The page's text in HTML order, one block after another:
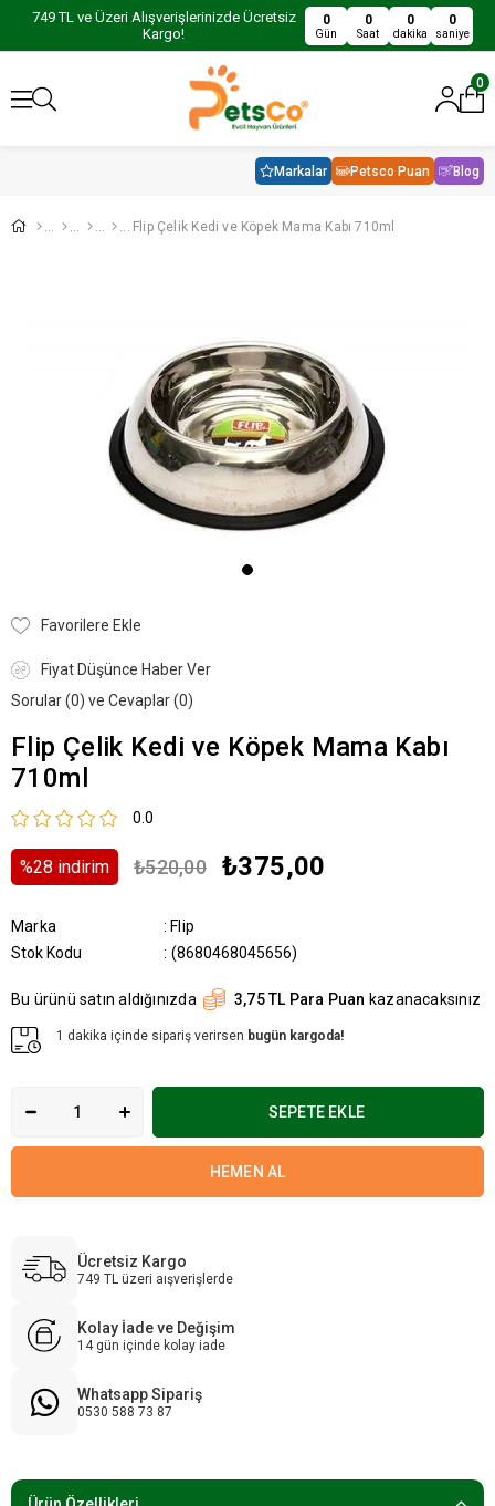
749 TL ve Üzeri Alışverişlerinizde Ücretsiz
Kargo!
0
Gün
0
Saat
0
dakika
0
saniye
0
Markalar Petsco Puan Blog
Flip Çelik Kedi ve Köpek Mama Kabı 710ml
Favorilere Ekle
Fiyat Düşünce Haber Ver
Sorular (0) ve Cevaplar (0)
Flip Çelik Kedi ve Köpek Mama Kabı
710ml
0.0
%28 i̇ndirim ₺520,00 ₺375,00
Marka : Flip
Stok Kodu
(8680468045656)
Bu ürünü satın aldığınızda 3,75 TL Para Puan kazanacaksınız
1 dakika içinde sipariş verirsen bugün kargoda!
Ücretsiz Kargo
749 TL üzeri aışverişlerde
Kolay İade ve Değişim
14 gün içinde kolay iade
Whatsapp Sipariş
0530 588 73 87